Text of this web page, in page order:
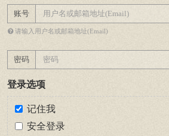
账号
请输入用户名或邮箱地址(Email)
密码
登录选项
记住我
安全登录